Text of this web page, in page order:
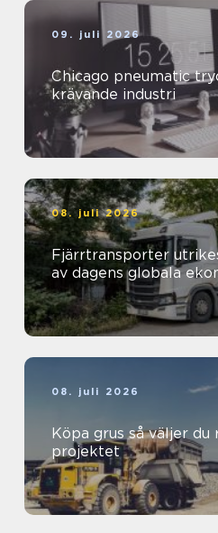
09. juli 2026
Chicago pneumatic tryckluftsverktyg för
krävande industri
08. juli 2026
Fjärrtransporter
av dagens globala
08. juli 2026
Köpa grus så väljer du rätt material till
projektet